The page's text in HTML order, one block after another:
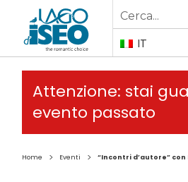
Search
for:
IT
Attenzione: stai
evento passato
Home > Eventi > “Incontri d’autore”